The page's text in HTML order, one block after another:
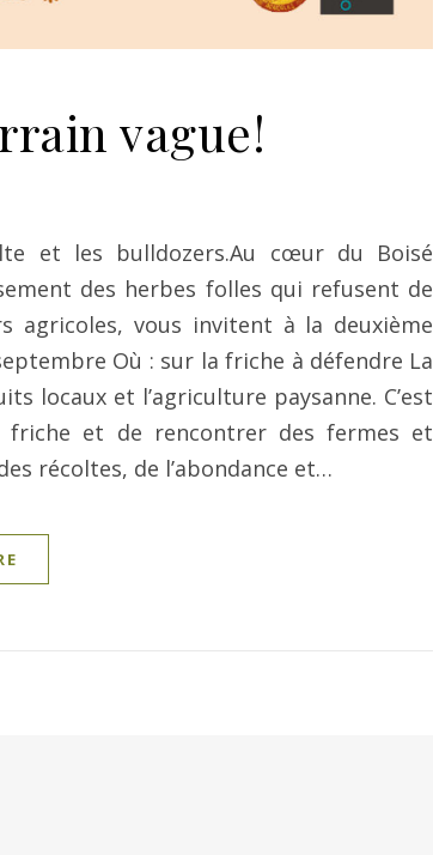
vague!
et les bulldozers.Au cœur du Boisé
des herbes folles qui refusent de
agricoles, vous invitent à la deuxième
Où : sur la friche à défendre La
locaux et l’agriculture paysanne. C’est
friche et de rencontrer des fermes et
récoltes, de l’abondance et…